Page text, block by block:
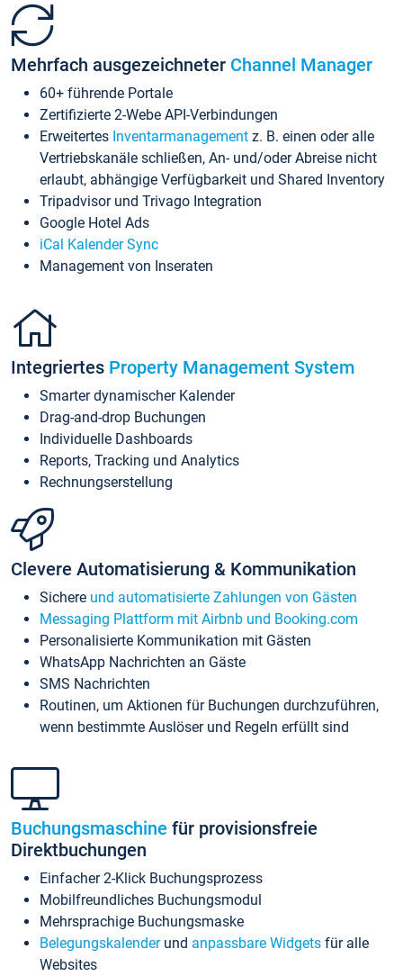
Mehrfach ausgezeichneter Channel Manager
60+ führende Portale
Zertifizierte 2-Webe API-Verbindungen
Erweitertes Inventarmanagement z. B. einen oder alle
Vertriebskanäle schließen, An- und/oder Abreise nicht
erlaubt, abhängige Verfügbarkeit und Shared Inventory
Tripadvisor und Trivago Integration
Google Hotel Ads
iCal Kalender Sync
Management von Inseraten
Integriertes Property Management System
Smarter dynamischer Kalender
Drag-and-drop Buchungen
Individuelle Dashboards
Reports, Tracking und Analytics
Rechnungserstellung
Clevere Automatisierung & Kommunikation
Sichere und automatisierte Zahlungen von Gästen
Messaging Plattform mit Airbnb und Booking.com
Personalisierte Kommunikation mit Gästen
WhatsApp Nachrichten an Gäste
SMS Nachrichten
Routinen, um Aktionen für Buchungen durchzuführen,
wenn bestimmte Auslöser und Regeln erfüllt sind
Buchungsmaschine für provisionsfreie
Direktbuchungen
Einfacher 2-Klick Buchungsprozess
Mobilfreundliches Buchungsmodul
Mehrsprachige Buchungsmaske
Belegungskalenderund anpassbare Widgets für alle
Websites